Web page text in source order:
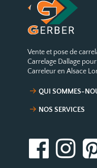
Vente et pose de
Carrelage Dallage
Carreleur en Alsace
QUI SOMMES-
NOS SERVICES